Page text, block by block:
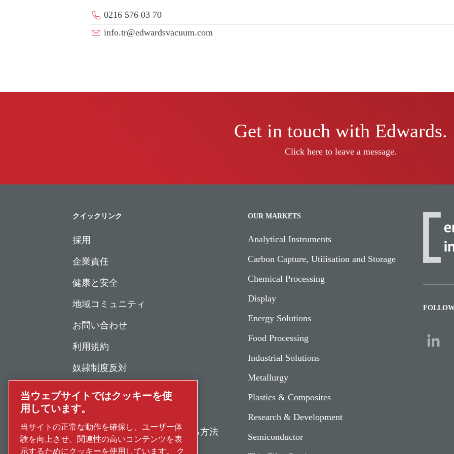
0216 576 03 70
info.tr@edwardsvacuum.com
Get in touch with Edwards.
Click here to leave a message.
クイックリンク
採用
企業責任
健康と安全
地域コミュニティ
お問い合わせ
利用規約
奴隷制度反対
個人情報保護について
不正行為の報告
修理・メンテナンスを依頼する方法
OUR MARKETS
Analytical Instruments
Carbon Capture, Utilisation and Storage
Chemical Processing
Display
Energy Solutions
Food Processing
Industrial Solutions
Metallurgy
Plastics & Composites
Research & Development
Semiconductor
当ウェブサイトではクッキーを使
用しています。
当サイトの正常な動作を確保し、ユーザー体
験を向上させ、関連性の高いコンテンツを表
示するためにクッキーを使用しています。 ク